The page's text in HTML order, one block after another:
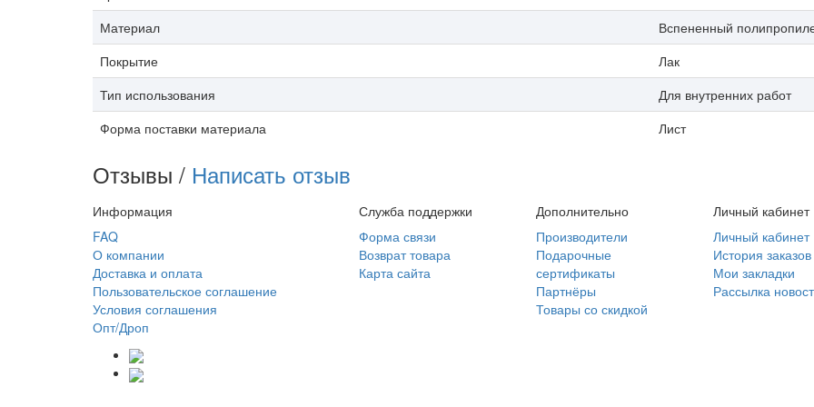
Материал
Вспененный
Покрытие
Лак
Тип использования
Для внутренних работ
Форма поставки материала
Лист
Отзывы / Написать отзыв
Информация
FAQ
О компании
Доставка и оплата
Пользовательское соглашение
Условия соглашения
Опт/Дроп
Служба поддержки
Форма связи
Возврат товара
Карта сайта
Дополнительно
Производители
Подарочные
сертификаты
Партнёры
Товары со скидкой
Личный кабинет
Личный кабинет
История заказов
Мои закладки
Рассылка